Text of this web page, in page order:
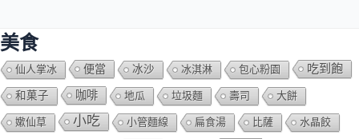
美食
仙人掌冰 便當 冰沙 冰淇淋 包心粉園 吃到飽
和菓子 咖啡 地瓜 垃圾麵 壽司 大餅
嫰仙草 小吃 小管麵線 扁食湯 比薩 水晶餃